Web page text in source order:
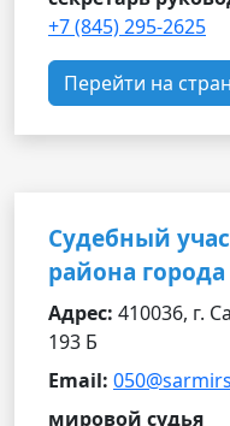
+7 (845) 295-2625
Перейти на
Судебный
района
Адрес: 410036, г.
193 Б
Email:
мировой судья